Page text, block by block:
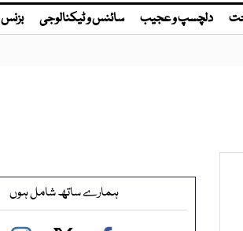
دلچسپ و عجیب سائنس و ٹیکنالوجی بزنس
ہمارے ساتھ شامل ہوں